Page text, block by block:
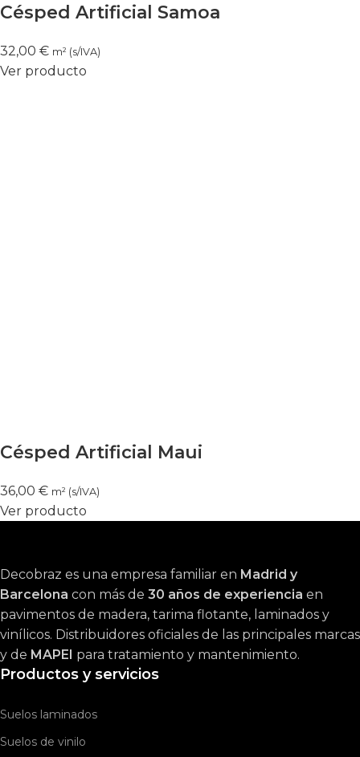
Césped Artificial Samoa
32,00 € m² (s/IVA)
Ver producto
Césped Artificial Maui
36,00 € m² (s/IVA)
Ver producto
Decobraz es una empresa familiar en Madrid y
Barcelona con más de 30 años de experiencia en
pavimentos de madera, tarima flotante, laminados y
vinílicos. Distribuidores oficiales de las principales marcas
y de MAPEI para tratamiento y mantenimiento.
Productos y servicios
Suelos laminados
Suelos de vinilo